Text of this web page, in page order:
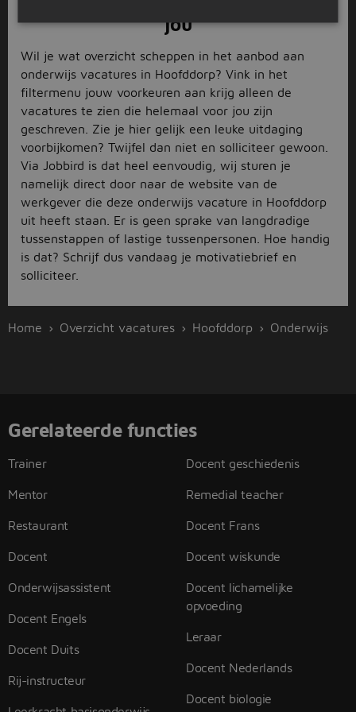
jou
Wil je wat overzicht scheppen in het aanbod aan
onderwijs vacatures in Hoofddorp? Vink in het
filtermenu jouw voorkeuren aan krijg alleen de
vacatures te zien die helemaal voor jou zijn
geschreven. Zie je hier gelijk een leuke uitdaging
voorbijkomen? Twijfel dan niet en solliciteer gewoon.
Via Jobbird is dat heel eenvoudig, wij sturen je
namelijk direct door naar de website van de
werkgever die deze onderwijs vacature in Hoofddorp
uit heeft staan. Er is geen sprake van langdradige
tussenstappen of lastige tussenpersonen. Hoe handig
is dat? Schrijf dus vandaag je motivatiebrief en
solliciteer.
Home Overzicht vacatures Hoofddorp Onderwijs
Gerelateerde functies
Trainer
Mentor
Restaurant
Docent
Onderwijsassistent
Docent Engels
Docent Duits
Rij-instructeur
Docent geschiedenis
Remedial teacher
Docent Frans
Docent wiskunde
Docent lichamelijke
opvoeding
Leraar
Docent Nederlands
Docent biologie